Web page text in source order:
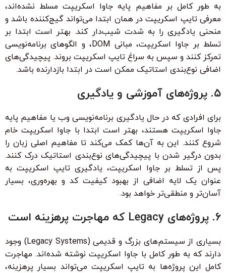
به طور کامل بر مفاهیم پایه جاوا اسکریپت مسلط نشده‌اند،
معرفی تایپ اسکریپت در همان ابتدا می‌تواند گیج‌کننده باشد و
منحنی یادگیری را به شدت شیب‌دار کند. بهتر است ابتدا بر
تسلط بر جاوا اسکریپت، مبانی DOM، و الگوهای برنامه‌نویسی
تمرکز کنند و سپس به سراغ تایپ اسکریپت بروند. پیچیدگی‌های
اضافی نوع‌بندی استاتیک ممکن است در ابتدا بازدارنده باشد.
۵. پروژه‌های آموزشی و یادگیری
برای افرادی که در حال یادگیری برنامه‌نویسی وب یا مفاهیم پایه
جاوا اسکریپت هستند، بهتر است ابتدا با جاوا اسکریپت خام
شروع کنند. این به آن‌ها کمک می‌کند تا مفاهیم اصلی زبان را
بدون درگیر شدن با پیچیدگی‌های نوع‌بندی استاتیک درک کنند.
پس از تسلط بر جاوا اسکریپت، یادگیری تایپ اسکریپت به
عنوان یک لایه اضافی از بهبود کیفیت کد و بهره‌وری، بسیار
آسان‌تر و منطقی‌تر خواهد بود.
۶. پروژه‌های Legacy که مهاجرت پرهزینه است
بسیاری از سیستم‌های بزرگ و قدیمی (Legacy Systems) وجود
دارند که به طور کامل با جاوا اسکریپت نوشته شده‌اند. مهاجرت
کامل این پروژه‌ها به تایپ اسکریپت می‌تواند بسیار پرهزینه،